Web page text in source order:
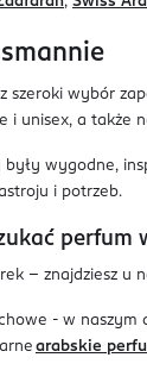
szeroki wybór
i unisex, a także
wygodne,
i potrzeb.
perfum
– znajdziesz u
- w naszym
arabskie